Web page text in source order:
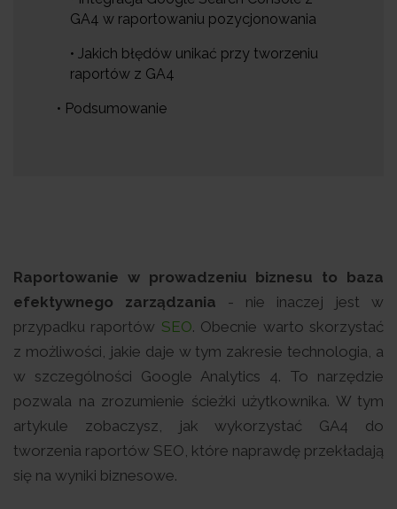
GA4 w raportowaniu pozycjonowania
• Jakich błędów unikać przy tworzeniu
raportów z GA4
• Podsumowanie
Raportowanie w prowadzeniu biznesu to baza
efektywnego zarządzania - nie inaczej jest w
przypadku raportów SEO. Obecnie warto skorzystać
z możliwości, jakie daje w tym zakresie technologia, a
w szczególności Google Analytics 4. To narzędzie
pozwala na zrozumienie ścieżki użytkownika. W tym
artykule zobaczysz, jak wykorzystać GA4 do
tworzenia raportów SEO, które naprawdę przekładają
się na wyniki biznesowe.